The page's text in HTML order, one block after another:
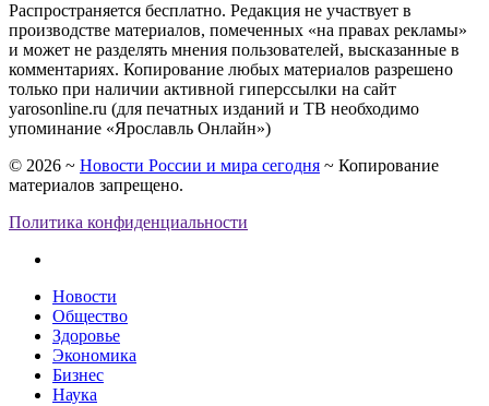
Распространяется бесплатно. Редакция не участвует в
производстве материалов, помеченных «на правах рекламы»
и может не разделять мнения пользователей, высказанные в
комментариях. Копирование любых материалов разрешено
только при наличии активной гиперссылки на сайт
yarosonline.ru (для печатных изданий и ТВ необходимо
упоминание «Ярославль Онлайн»)
© 2026 ~ Новости России и мира сегодня ~ Копирование
материалов запрещено.
Политика конфиденциальности
Новости
Общество
Здоровье
Экономика
Бизнес
Наука